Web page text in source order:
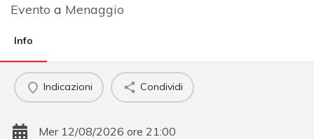
Evento a Menaggio
Info
Indicazioni Condividi
Mer 12/08/2026 ore 21:00